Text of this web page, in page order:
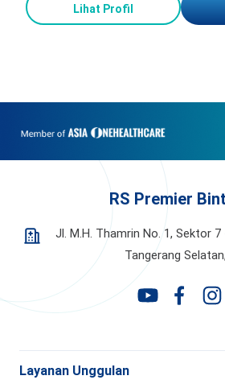
Lihat Profil
RS Premier
Jl. M.H. Thamrin No. 1, Sektor
Tangerang
Layanan Unggulan